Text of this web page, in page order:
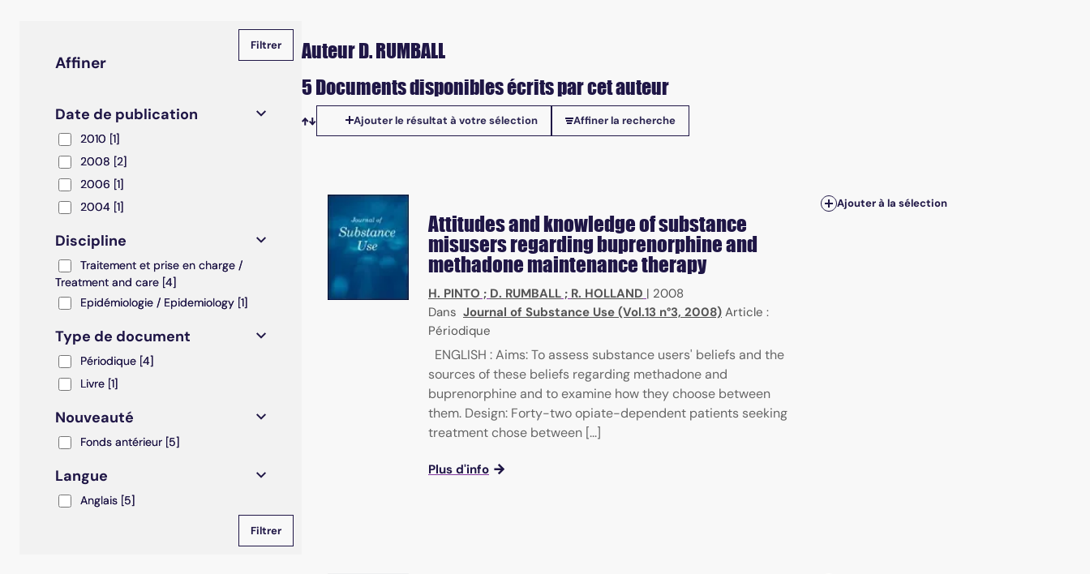
Affiner
Date de publication
20102010 [1]
20082008 [2]
20062006 [1]
20042004 [1]
Discipline
Traitement et prise en charge / Treatment and care
Traitement et prise en charge /
Treatment and care [4]
Epidémiologie / Epidemiology
Epidémiologie / Epidemiology [1]
Type de document
Périodique
Périodique [4]
LivreLivre [1]
Nouveauté
Fonds antérieur
Fonds antérieur [5]
Langue
AnglaisAnglais [5]
Auteur D. RUMBALL
5 Documents disponibles écrits par cet auteur
Tris disponibles
Ajouter le résultat à votre sélection Affiner la recherche
Attitudes and knowledge of substance
misusers regarding buprenorphine and
methadone maintenance therapy
H. PINTO ; D. RUMBALL ; R. HOLLAND | 2008
Dans Journal of Substance Use (Vol.13 n°3, 2008) Article :
Périodique
ENGLISH : Aims: To assess substance users' beliefs and the
sources of these beliefs regarding methadone and
buprenorphine and to examine how they choose between
them. Design: Forty-two opiate-dependent patients seeking
treatment chose between [...]
Plus d'info
Ajouter à la sélection